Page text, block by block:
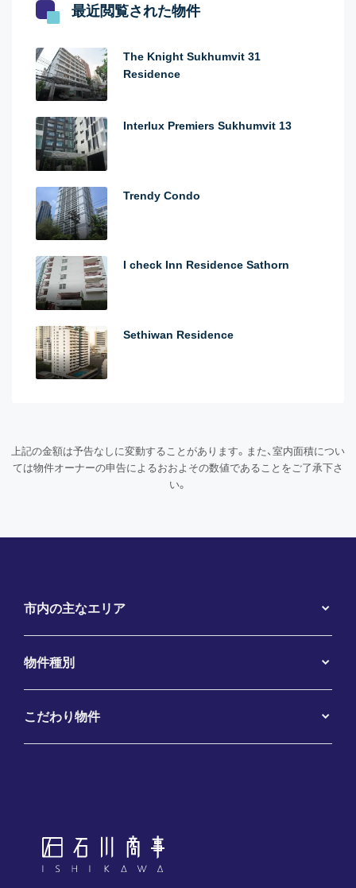
最近閲覧された物件
The Knight Sukhumvit 31
Residence
Interlux Premiers Sukhumvit 13
Trendy Condo
I check Inn Residence Sathorn
Sethiwan Residence
上記の金額は予告なしに変動することがあります。また、室内面積につい
ては物件オーナーの申告によるおおよその数値であることをご了承下さ
い。
市内の主なエリア
物件種別
こだわり物件